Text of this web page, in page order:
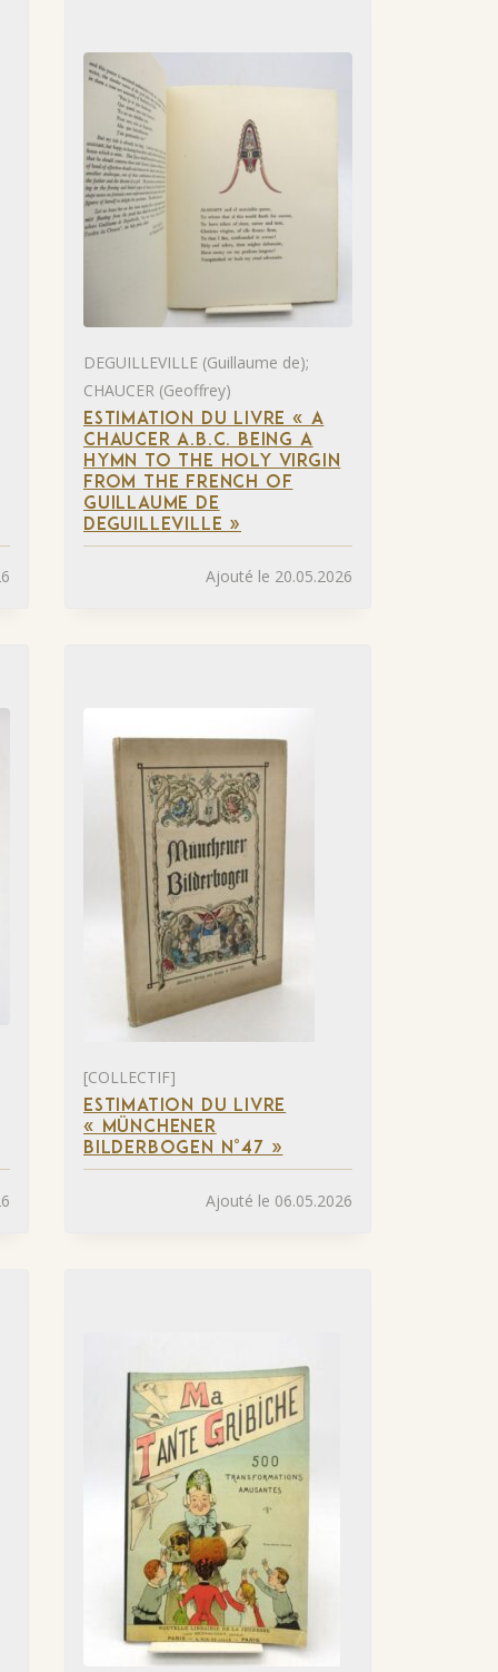
DEGUILLEVILLE (Guillaume de);
CHAUCER (Geoffrey)
ESTIMATION DU LIVRE « A
CHAUCER A.B.C. BEING A
HYMN TO THE HOLY VIRGIN
FROM THE FRENCH OF
GUILLAUME DE
DEGUILLEVILLE »
Ajouté le 20.05.2026
[COLLECTIF]
ESTIMATION DU LIVRE
« MÜNCHENER
BILDERBOGEN N°47 »
Ajouté le 06.05.2026